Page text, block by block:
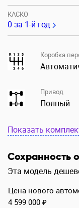
КАСКО
0 за 1-й год
Коробка
Привод
Полный
Показать
Сохранность
Эта модель
Цена нового
4 599 000 ₽